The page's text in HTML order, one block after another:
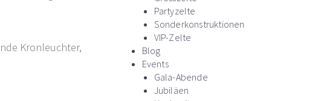
Kronleuchter,
Partyzelte
Sonderkonstruktionen
VIP-Zelte
Blog
Events
Gala-Abende
Jubiläen